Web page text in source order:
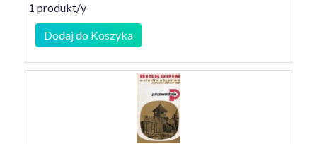
1 produkt/y
Dodaj do Koszyka